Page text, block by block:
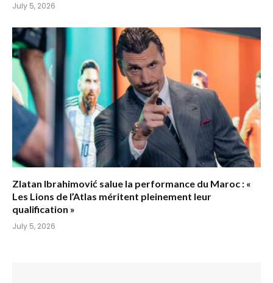
July 5, 2026
Zlatan Ibrahimović salue la performance du Maroc : «
Les Lions de l’Atlas méritent pleinement leur
qualification »
July 5, 2026